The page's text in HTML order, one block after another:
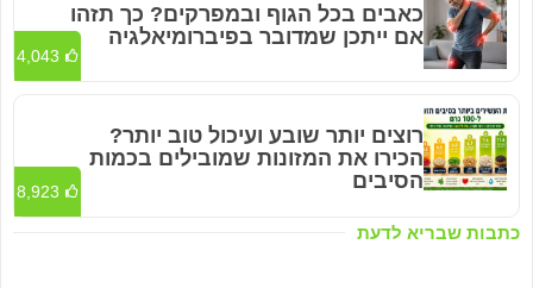
כתבות שבריא לדעת
כאבים בכל הגוף ובמפרקים? כך תזהו
אם ייתכן שמדובר בפיברומיאלגיה
4,043
רוצים יותר שובע ועיכול טוב יותר?
הכירו את המזונות שמובילים בכמות
הסיבים
8,923